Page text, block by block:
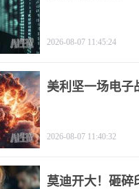
2026-08-07 11:45:24
美利坚一场电子
2026-08-07 11:40:32
莫迪开大！砸碎